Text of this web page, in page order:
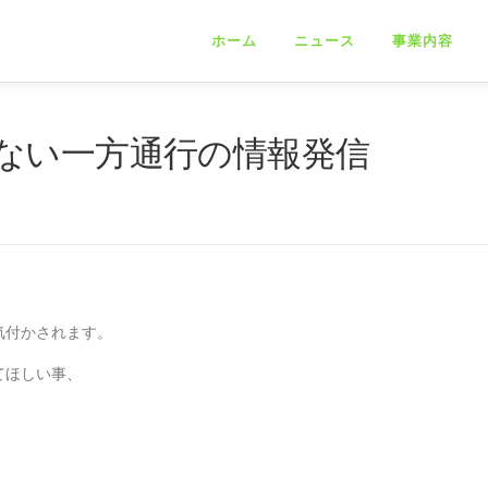
ホーム ニュース 事業内容
い一方通行の情報発信
かされます。
しい事、